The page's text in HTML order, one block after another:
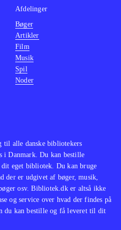
til alle danske bibliotekers
i Danmark. Du kan bestille
dit eget bibliotek. Du kan bruge
der er udgivet af bøger, musik,
osv. Bibliotek.dk er altså ikke
og service over hvad der findes på
du kan bestille og få leveret til dit
Afdelinger
Bøger
Artikler
Film
Musik
Spil
Noder